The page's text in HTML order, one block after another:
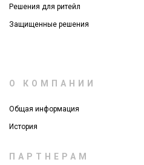
Решения для ритейл
Защищенные решения
О КОМПАНИИ
Общая информация
История
ПАРТНЕРАМ